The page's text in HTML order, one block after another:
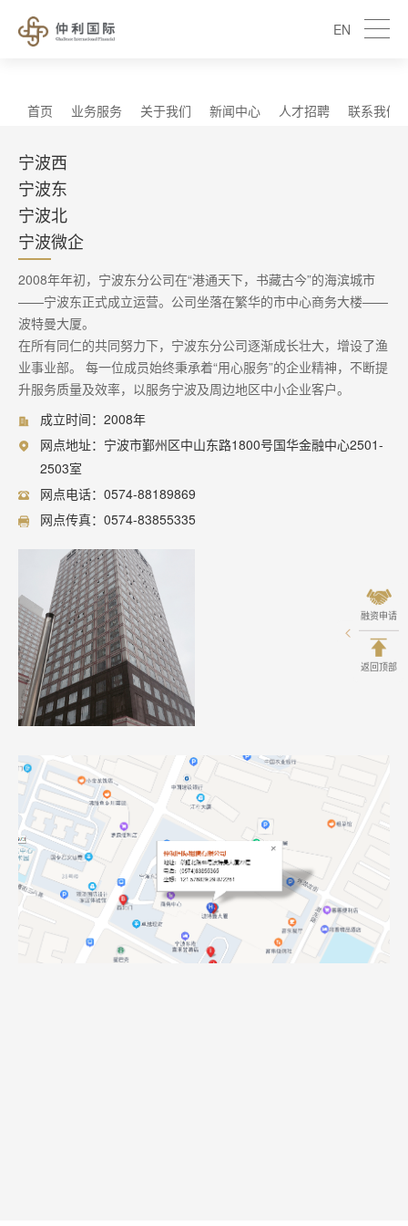
EN
首页 业务服务 关于我们 新闻中心 人才招聘 联系我们
宁波西
宁波东
宁波北
宁波微企
2008年年初，宁波东分公司在“港通天下，书藏古今”的海滨城市
——宁波东正式成立运营。公司坐落在繁华的市中心商务大楼——
波特曼大厦。
在所有同仁的共同努力下，宁波东分公司逐渐成长壮大，增设了渔
业事业部。 每一位成员始终秉承着“用心服务”的企业精神，不断提
升服务质量及效率，以服务宁波及周边地区中小企业客户。
成立时间：2008年
网点地址：宁波市鄞州区中山东路1800号国华金融中心2501-
2503室
网点电话：0574-88189869
网点传真：0574-83855335
融资申请
返回顶部